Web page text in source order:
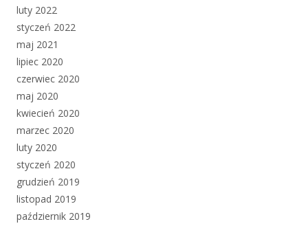
luty 2022
styczeń 2022
maj 2021
lipiec 2020
czerwiec 2020
maj 2020
kwiecień 2020
marzec 2020
luty 2020
styczeń 2020
grudzień 2019
listopad 2019
październik 2019